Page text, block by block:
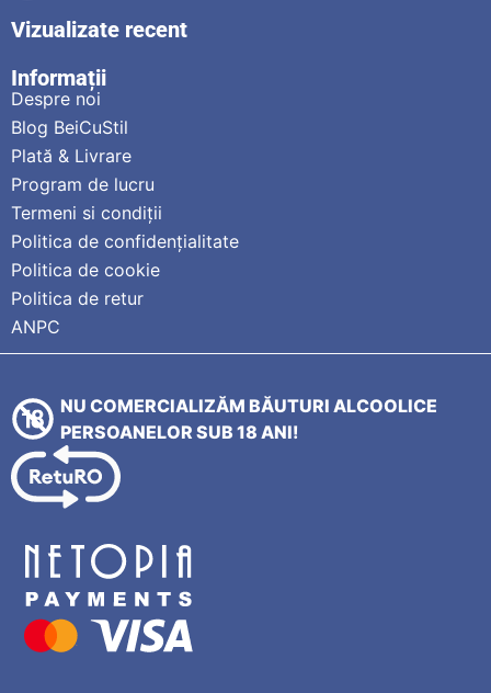
Vizualizate recent
Informații
Despre noi
Blog BeiCuStil
Plată & Livrare
Program de lucru
Termeni si condiții
Politica de confidențialitate
Politica de cookie
Politica de retur
ANPC
NU COMERCIALIZĂM BĂUTURI ALCOOLICE
PERSOANELOR SUB 18 ANI!